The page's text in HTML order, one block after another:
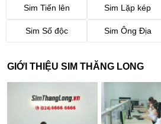
Sim Tiến lên Sim Lặp kép
Sim Số độc Sim Ông Địa
GIỚI THIỆU SIM THĂNG LONG